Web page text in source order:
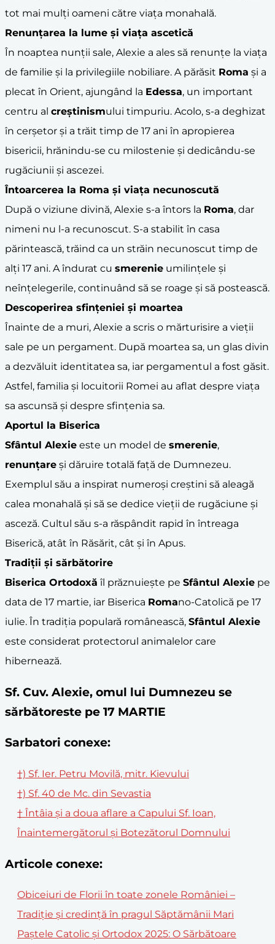
tot mai mulți oameni către viața monahală.
Renunțarea la lume și viața ascetică
În noaptea nunții sale, Alexie a ales să renunțe la viața
de familie și la privilegiile nobiliare. A părăsit Roma și a
plecat în Orient, ajungând la Edessa, un important
centru al creștinismului timpuriu. Acolo, s-a deghizat
în cerșetor și a trăit timp de 17 ani în apropierea
bisericii, hrănindu-se cu milostenie și dedicându-se
rugăciunii și ascezei.
Întoarcerea la Roma și viața necunoscută
După o viziune divină, Alexie s-a întors la Roma, dar
nimeni nu l-a recunoscut. S-a stabilit în casa
părintească, trăind ca un străin necunoscut timp de
alți 17 ani. A îndurat cu smerenie umilințele și
neînțelegerile, continuând să se roage și să postească.
Descoperirea sfințeniei și moartea
Înainte de a muri, Alexie a scris o mărturisire a vieții
sale pe un pergament. După moartea sa, un glas divin
a dezvăluit identitatea sa, iar pergamentul a fost găsit.
Astfel, familia și locuitorii Romei au aflat despre viața
sa ascunsă și despre sfințenia sa.
Aportul la Biserica
Sfântul Alexie este un model de smerenie,
renunțare și dăruire totală față de Dumnezeu.
Exemplul său a inspirat numeroși creștini să aleagă
calea monahală și să se dedice vieții de rugăciune și
asceză. Cultul său s-a răspândit rapid în întreaga
Biserică, atât în Răsărit, cât și în Apus.
Tradiții și sărbătorire
Biserica Ortodoxă îl prăznuiește pe Sfântul Alexie pe
data de 17 martie, iar Biserica Romano-Catolică pe 17
iulie. În tradiția populară românească, Sfântul Alexie
este considerat protectorul animalelor care
hibernează.
Sf. Cuv. Alexie, omul lui Dumnezeu se
sărbătoreste pe 17 MARTIE
Sarbatori conexe:
†) Sf. Ier. Petru Movilă, mitr. Kievului
†) Sf. 40 de Mc. din Sevastia
† Întâia și a doua aflare a Capului Sf. Ioan,
Înaintemergătorul și Botezătorul Domnului
Articole conexe:
Obiceiuri de Florii în toate zonele României –
Tradiție și credință în pragul Săptămânii Mari
Paștele Catolic și Ortodox 2025: O Sărbătoare